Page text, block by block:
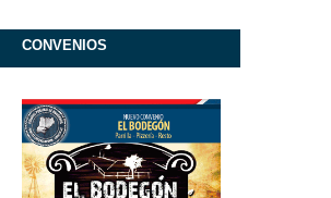
CONVENIOS